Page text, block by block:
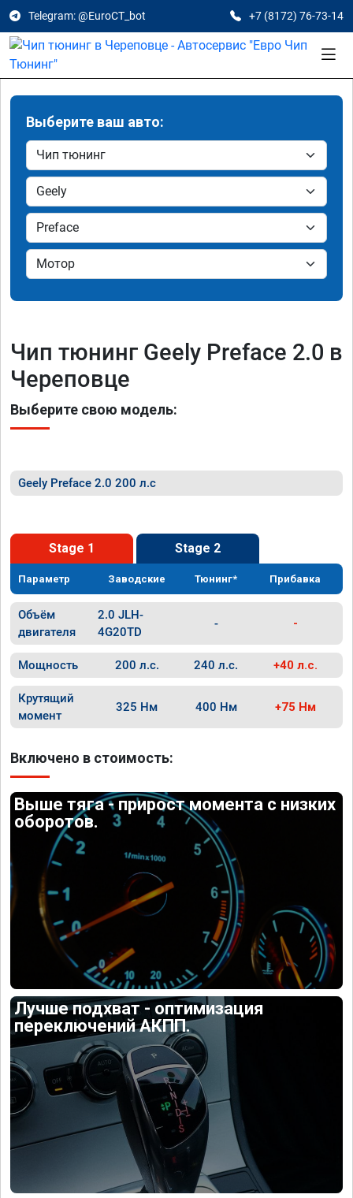
Telegram: @EuroCT_bot +7 (8172) 76-73-14
Выберите ваш авто:
Чип тюнинг Geely Preface 2.0 в
Череповце
Выберите свою модель:
Geely Preface 2.0 200 л.с
Stage 1 Stage 2
Параметр Заводские Тюнинг* Прибавка
Объём
двигателя
2.0 JLH-
4G20TD
- -
Мощность 200 л.с. 240 л.с. +40 л.с.
Крутящий
момент
325 Нм 400 Нм +75 Нм
Включено в стоимость:
Выше тяга - прирост момента с низких
оборотов.
Лучше подхват - оптимизация
переключений АКПП.